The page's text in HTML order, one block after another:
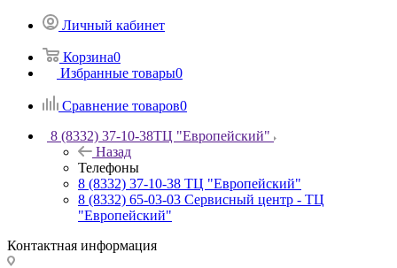
Личный кабинет
Корзина0
Избранные товары0
Сравнение товаров0
8 (8332) 37-10-38ТЦ "Европейский"
Назад
Телефоны
8 (8332) 37-10-38 ТЦ "Европейский"
8 (8332) 65-03-03 Сервисный центр - ТЦ
"Европейский"
Контактная информация